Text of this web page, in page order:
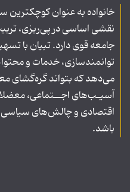
خانواده به عنوان
نقشی اساسی در پی‌ریزی،
جامعه قوی دارد. تبیان با
توانمندسازی، خدمات و
می‌دهد که بتواند گره‌گشای
آسیـب‌های اجــتماعی،
اقتصادی و چالش‌های سیاسی
باشد.